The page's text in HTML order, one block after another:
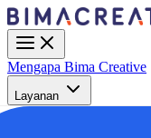
Mengapa Bima Creative
Layanan